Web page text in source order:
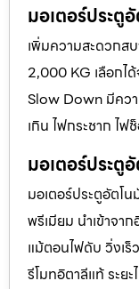
มอเตอร์ประตู
เพิ่มความสะดวกส
2,000 KG เลือกไ
Slow Down มีคว
เกิน ไฟกระชาก ไฟ
มอเตอร์ประตู
มอเตอร์ประตูอัตโ
พรีเมียม นำเข้าจา
แม้ตอนไฟดับ วิ่งเ
รีโมทอิตาลีแท้ ระย